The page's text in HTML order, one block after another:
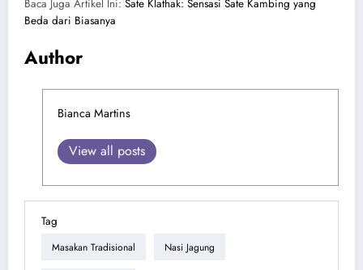
Baca Juga Artikel Ini: Sate Klathak: Sensasi Sate Kambing yang
Beda dari Biasanya
Author
Bianca Martins
View all posts
Tag
Masakan Tradisional Nasi Jagung